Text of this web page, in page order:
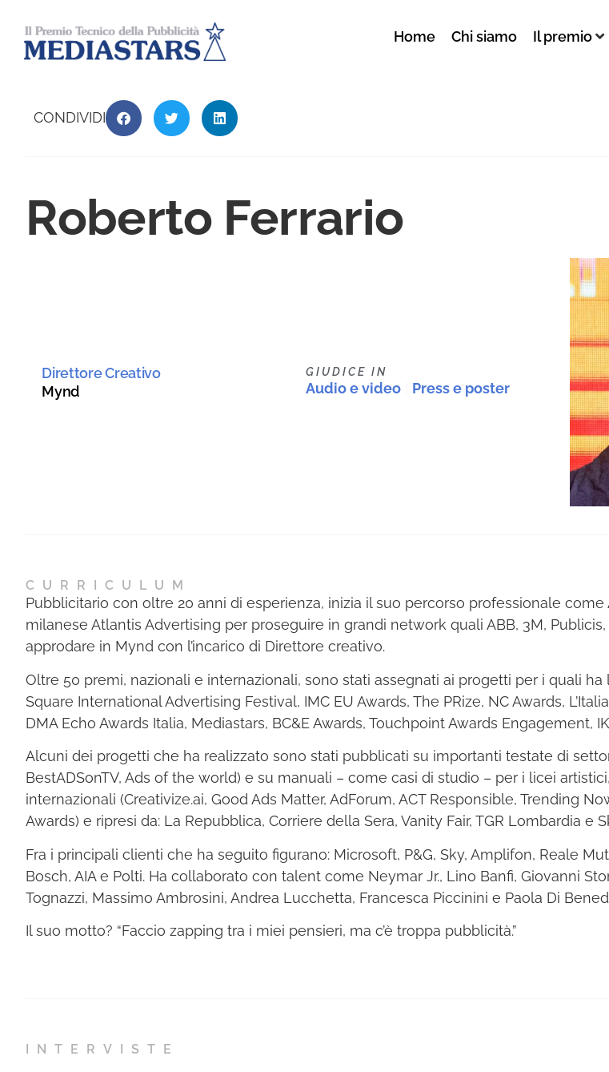
Home Chi siamo Il premio
CONDIVIDI
Roberto Ferrario
Direttore Creativo
Mynd
GIUDICE IN
Audio e video Press e poster
CURRICULUM
Pubblicitario con oltre 20 anni di esperienza, inizia il suo percorso professionale come
milanese Atlantis Advertising per proseguire in grandi network quali ABB, 3M,
approdare in Mynd con l’incarico di Direttore creativo.
Oltre 50 premi, nazionali e internazionali, sono stati assegnati ai progetti per i quali ha
Square International Advertising Festival, IMC EU Awards, The PRize, NC Awards,
DMA Echo Awards Italia, Mediastars, BC&E Awards, Touchpoint Awards Engagement,
Alcuni dei progetti che ha realizzato sono stati pubblicati su importanti testate di
BestADSonTV, Ads of the world) e su manuali – come casi di studio – per i licei
internazionali (Creativize.ai, Good Ads Matter, AdForum, ACT Responsible, Trending
Awards) e ripresi da: La Repubblica, Corriere della Sera, Vanity Fair, TGR Lombardia e
Fra i principali clienti che ha seguito figurano: Microsoft, P&G, Sky, Amplifon, Reale
Bosch, AIA e Polti. Ha collaborato con talent come Neymar Jr., Lino Banfi, Giovanni
Tognazzi, Massimo Ambrosini, Andrea Lucchetta, Francesca Piccinini e Paola Di
Il suo motto? “Faccio zapping tra i miei pensieri, ma c’è troppa pubblicità.”
INTERVISTE